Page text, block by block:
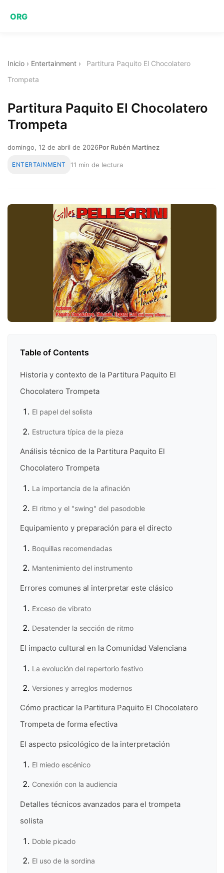
ORG
Inicio › Entertainment ›
Partitura Paquito El Chocolatero
Trompeta
Partitura Paquito El Chocolatero
Trompeta
domingo, 12 de abril de 2026Por Rubén Martínez
ENTERTAINMENT 11 min de lectura
Table of Contents
Historia y contexto de la Partitura Paquito El
Chocolatero Trompeta
El papel del solista
Estructura típica de la pieza
Análisis técnico de la Partitura Paquito El
Chocolatero Trompeta
La importancia de la afinación
El ritmo y el "swing" del pasodoble
Equipamiento y preparación para el directo
Boquillas recomendadas
Mantenimiento del instrumento
Errores comunes al interpretar este clásico
Exceso de vibrato
Desatender la sección de ritmo
El impacto cultural en la Comunidad Valenciana
La evolución del repertorio festivo
Versiones y arreglos modernos
Cómo practicar la Partitura Paquito El Chocolatero
Trompeta de forma efectiva
El aspecto psicológico de la interpretación
El miedo escénico
Conexión con la audiencia
Detalles técnicos avanzados para el trompeta
solista
Doble picado
El uso de la sordina